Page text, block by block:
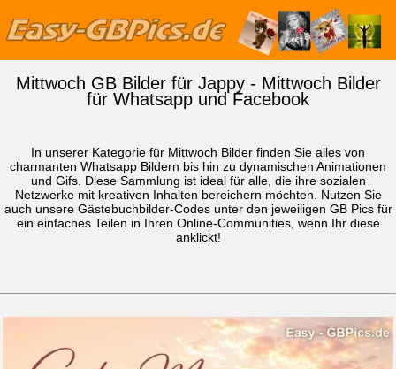
Mittwoch GB Bilder für Jappy - Mittwoch Bilder
für Whatsapp und Facebook
In unserer Kategorie für Mittwoch Bilder finden Sie alles von
charmanten Whatsapp Bildern bis hin zu dynamischen Animationen
und Gifs. Diese Sammlung ist ideal für alle, die ihre sozialen
Netzwerke mit kreativen Inhalten bereichern möchten. Nutzen Sie
auch unsere Gästebuchbilder-Codes unter den jeweiligen GB Pics für
ein einfaches Teilen in Ihren Online-Communities, wenn Ihr diese
anklickt!